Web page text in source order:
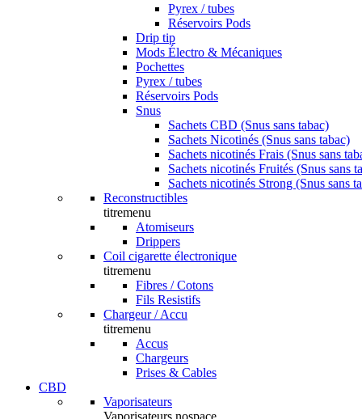
Pyrex / tubes
Réservoirs Pods
Drip tip
Mods Électro & Mécaniques
Pochettes
Pyrex / tubes
Réservoirs Pods
Snus
Sachets CBD (Snus sans tabac)
Sachets Nicotinés (Snus sans tabac)
Sachets nicotinés Frais (Snus sans
Sachets nicotinés Fruités (Snus sans
Sachets nicotinés Strong (Snus sans
Reconstructibles
titremenu
Atomiseurs
Drippers
Coil cigarette électronique
titremenu
Fibres / Cotons
Fils Resistifs
Chargeur / Accu
titremenu
Accus
Chargeurs
Prises & Cables
CBD
Vaporisateurs
Vaporisateurs nospace